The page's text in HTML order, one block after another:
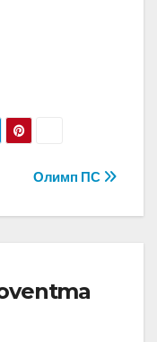
Олимп ПС